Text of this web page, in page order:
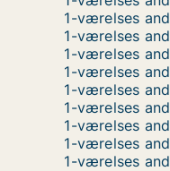
1-værelses
1-værelses
1-værelses
1-værelses
1-værelses
1-værelses
1-værelses
1-værelses
1-værelses